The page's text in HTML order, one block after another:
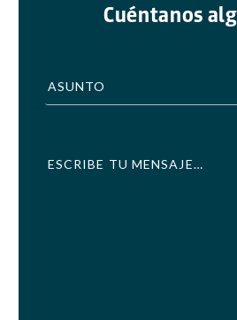
Cuéntanos